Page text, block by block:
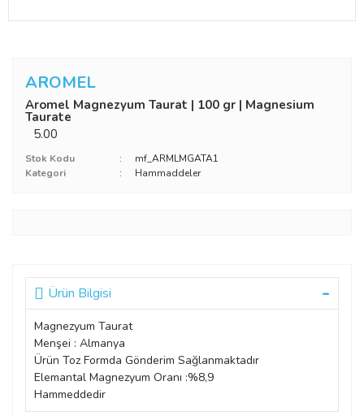
AROMEL
Aromel Magnezyum Taurat | 100 gr | Magnesium
Taurate
5.00
Stok Kodu
mf_ARMLMGATA1
Kategori
Hammaddeler
Ürün Bilgisi
Magnezyum Taurat
Menşei : Almanya
Ürün Toz Formda Gönderim Sağlanmaktadır
Elemantal Magnezyum Oranı :%8,9
Hammeddedir